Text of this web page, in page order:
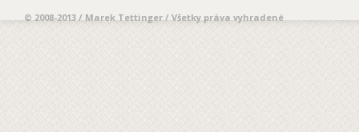
© 2008-2013 / Marek Tettinger / Všetky práva vyhradené